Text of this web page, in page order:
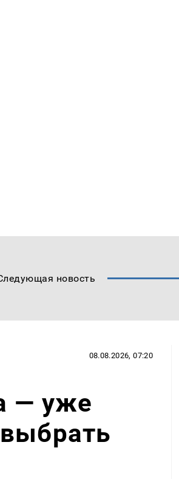
новость
08.08.2026, 07:20
— уже